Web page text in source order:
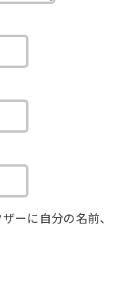
ーに自分の名前、